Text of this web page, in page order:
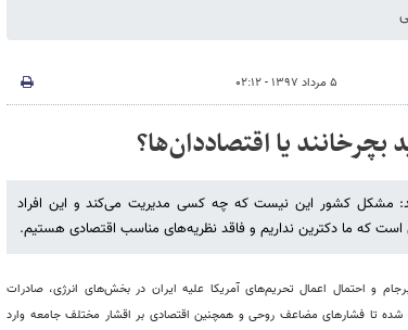
۵ مرداد ۱۳۹۷ - ۰۲:۱۲
بچرخانند یا اقتصاددان‌ها؟
مشکل کشور این نیست که چه کسی مدیریت می‌کند و این افراد
که ما دکترین نداریم و فاقد نظریه‌های مناسب اقتصادی هستیم.
و احتمال اعمال تحریم‌های آمریکا علیه ایران در بخش‌های انرژی، صادرات
تا فشارهای مضاعف روحی و همچنین اقتصادی بر اقشار مختلف جامعه وارد